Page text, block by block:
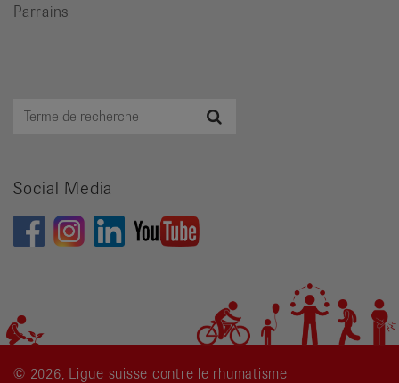
Parrains
Terme
Social Media
© 2026, Ligue suisse contre le rhumatisme